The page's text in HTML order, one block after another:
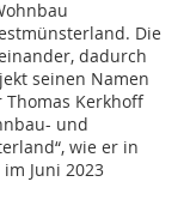
Die
dadurch
seinen Namen
Kerkhoff
und
wie er in
Juni 2023